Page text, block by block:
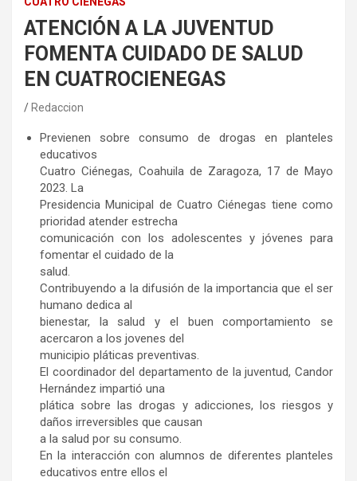
ATENCIÓN A LA JUVENTUD
FOMENTA CUIDADO DE SALUD
EN CUATROCIENEGAS
Redaccion
Previenen sobre consumo de drogas en planteles
educativos
Cuatro Ciénegas, Coahuila de Zaragoza, 17 de Mayo
2023. La
Presidencia Municipal de Cuatro Ciénegas tiene como
prioridad atender estrecha
comunicación con los adolescentes y jóvenes para
fomentar el cuidado de la
salud.
Contribuyendo a la difusión de la importancia que el ser
humano dedica al
bienestar, la salud y el buen comportamiento se
acercaron a los jovenes del
municipio pláticas preventivas.
El coordinador del departamento de la juventud, Candor
Hernández impartió una
plática sobre las drogas y adicciones, los riesgos y
daños irreversibles que causan
a la salud por su consumo.
En la interacción con alumnos de diferentes planteles
educativos entre ellos el